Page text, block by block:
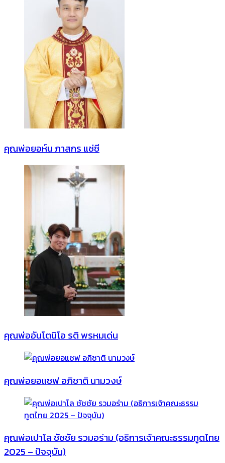
คุณพ่อยอห์น ภาสกร แซ่ซี
คุณพ่ออันโตนิโอ รติ พรหมเด่น
คุณพ่อยอแซฟ อภิชาติ นามวงษ์
คุณพ่อเปาโล ชัชชัย รวมอร่าม (อธิการเจ้าคณะธรรมทูตไทย
2025 – ปัจจุบัน)